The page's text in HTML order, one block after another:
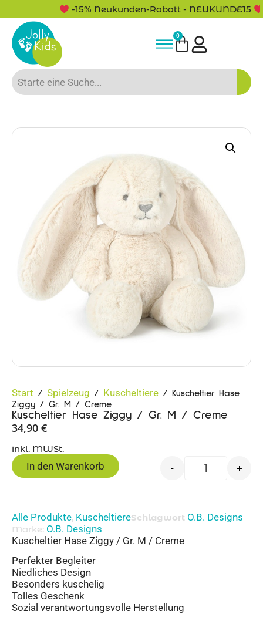
-15% Neukunden-Rabatt - NEUKUNDE15
0
Start / Spielzeug / Kuscheltiere / Kuscheltier Hase
Ziggy / Gr. M / Creme
Kuscheltier Hase Ziggy / Gr. M / Creme
34,90 €
inkl. MWSt.
- +
In den Warenkorb
Alle Produkte, KuscheltiereSchlagwort O.B. Designs
Marke: O.B. Designs
Kuscheltier Hase Ziggy / Gr. M / Creme
Perfekter Begleiter
Niedliches Design
Besonders kuschelig
Tolles Geschenk
Sozial verantwortungsvolle Herstellung